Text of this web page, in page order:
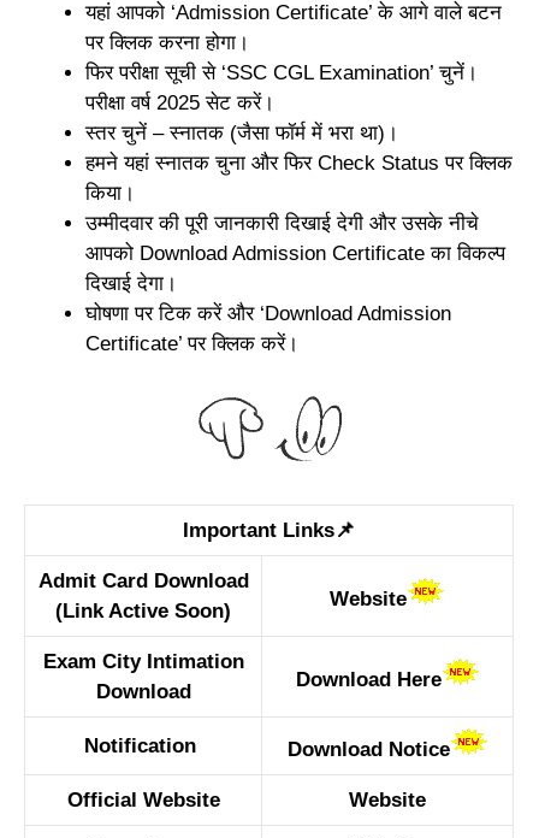
यहां आपको ‘Admission Certificate’ के आगे वाले बटन
पर क्लिक करना होगा।
फिर परीक्षा सूची से ‘SSC CGL Examination’ चुनें।
परीक्षा वर्ष 2025 सेट करें।
स्तर चुनें – स्नातक (जैसा फॉर्म में भरा था)।
हमने यहां स्नातक चुना और फिर Check Status पर क्लिक
किया।
उम्मीदवार की पूरी जानकारी दिखाई देगी और उसके नीचे
आपको Download Admission Certificate का विकल्प
दिखाई देगा।
घोषणा पर टिक करें और ‘Download Admission
Certificate’ पर क्लिक करें।
Important Links📌
Admit Card Download
(Link Active Soon)
Website
Exam City Intimation
Download
Download Here
Notification Download Notice
Official Website Website